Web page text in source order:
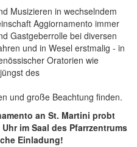
Musizieren in wechselndem
Aggiornamento immer
Gastgeberrolle bei diversen
und in Wesel erstmalig - in
Oratorien wie
des
und große Beachtung finden.
an St. Martini probt
im Saal des Pfarrzentrums
Einladung!